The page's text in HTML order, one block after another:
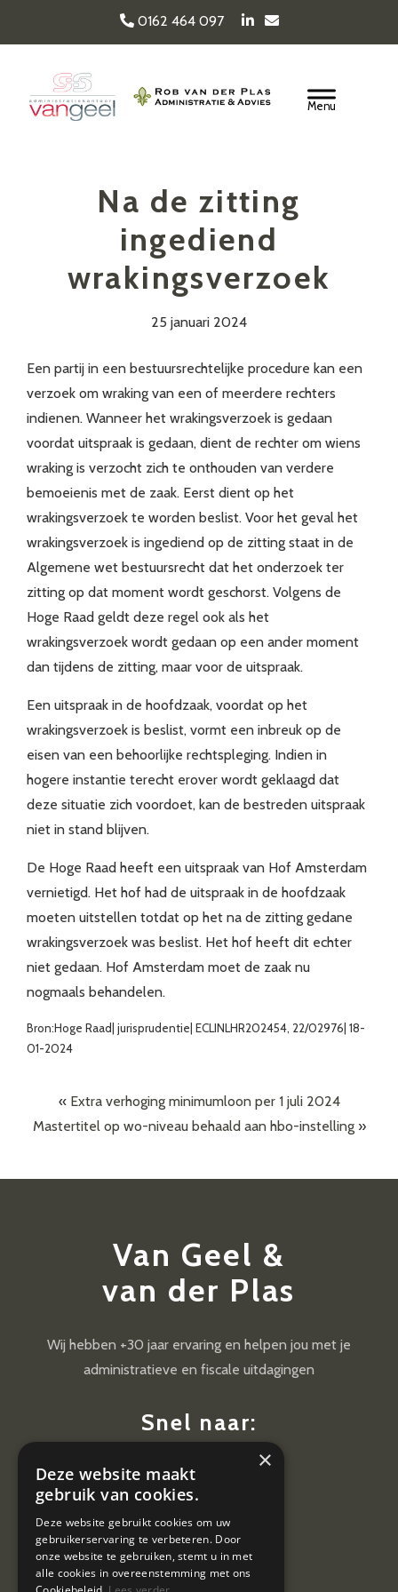
hoofd
inhoud
0162 464 097
Van Geel & van der
Header
Na de zitting
ingediend
wrakingsverzoek
25 januari 2024
Een partij in een bestuursrechtelijke procedure kan een
verzoek om wraking van een of meerdere rechters
indienen. Wanneer het wrakingsverzoek is gedaan
voordat uitspraak is gedaan, dient de rechter om wiens
wraking is verzocht zich te onthouden van verdere
bemoeienis met de zaak. Eerst dient op het
wrakingsverzoek te worden beslist. Voor het geval het
wrakingsverzoek is ingediend op de zitting staat in de
Algemene wet bestuursrecht dat het onderzoek ter
zitting op dat moment wordt geschorst. Volgens de
Hoge Raad geldt deze regel ook als het
wrakingsverzoek wordt gedaan op een ander moment
dan tijdens de zitting, maar voor de uitspraak.
Een uitspraak in de hoofdzaak, voordat op het
wrakingsverzoek is beslist, vormt een inbreuk op de
eisen van een behoorlijke rechtspleging. Indien in
hogere instantie terecht erover wordt geklaagd dat
deze situatie zich voordoet, kan de bestreden uitspraak
niet in stand blijven.
De Hoge Raad heeft een uitspraak van Hof Amsterdam
vernietigd. Het hof had de uitspraak in de hoofdzaak
moeten uitstellen totdat op het na de zitting gedane
wrakingsverzoek was beslist. Het hof heeft dit echter
niet gedaan. Hof Amsterdam moet de zaak nu
nogmaals behandelen.
Bron:Hoge Raad| jurisprudentie| ECLINLHR202454, 22/02976| 18-
01-2024
« Extra verhoging minimumloon per 1 juli 2024
Mastertitel op wo-niveau behaald aan hbo-instelling»
Van Geel &
van der Plas
Wij hebben +30 jaar ervaring en helpen jou met je
administratieve en fiscale uitdagingen
Snel naar:
Diensten
Vacatures
×
Deze website maakt
gebruik van cookies.
Deze website gebruikt cookies om uw
gebruikerservaring te verbeteren. Door
onze website te gebruiken, stemt u in met
alle cookies in overeenstemming met ons